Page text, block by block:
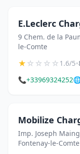
E.Leclerc
9 Chem. de la
le-Comte
★☆☆☆☆1.6/5•
📞+33969324252
Mobilize
Imp. Joseph
Fontenay-le-Comte